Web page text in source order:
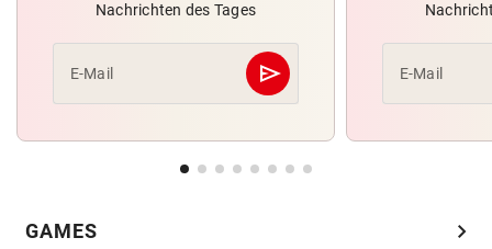
Nachrichten des Tages
E-Mail send
Abschicken E-Mail
GAMES chevron_right